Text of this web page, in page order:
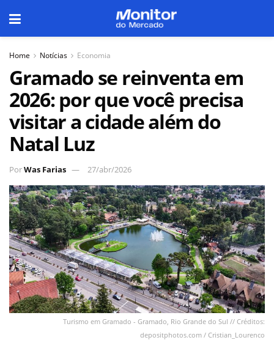
Home Notícias Economia
Gramado se reinventa em
2026: por que você precisa
visitar a cidade além do
Natal Luz
PorWas Farias 27/abr/2026
Turismo em Gramado - Gramado, Rio Grande do Sul // Créditos:
depositphotos.com / Cristian_Lourenco